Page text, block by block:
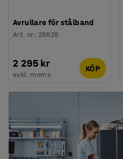
Avrullare för stålband
Art. nr: 25628
2 295 kr
exkl. moms
KÖP